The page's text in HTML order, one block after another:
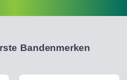
Bandenmerken